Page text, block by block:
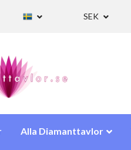
SEK
Alla Diamanttavlor